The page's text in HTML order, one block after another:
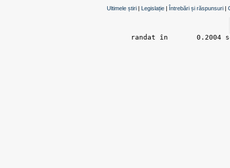
Ultimele știri | Legislație | Întrebări și răspunsuri |
randat în